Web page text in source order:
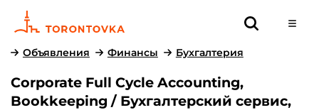
Объявления Финансы Бухгалтерия
Corporate Full Cycle Accounting,
Bookkeeping / Бухгалтерский сервис,